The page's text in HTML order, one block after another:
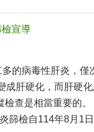
宣導
的病毒性肝炎，
成肝硬化，而肝硬
查是相當重要的。
篩檢自114年8月1